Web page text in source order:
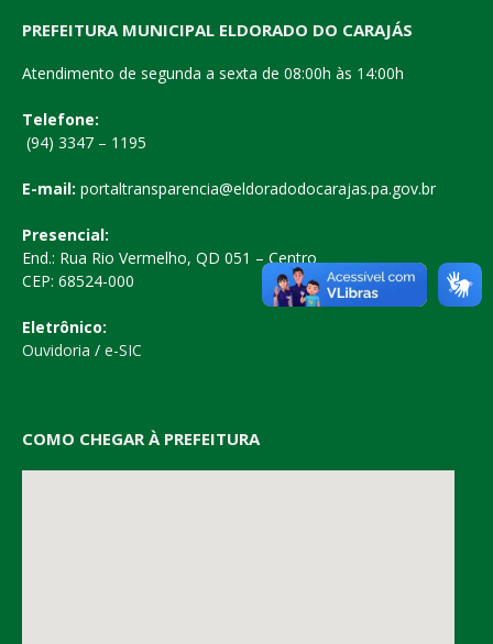
PREFEITURA MUNICIPAL ELDORADO DO CARAJÁS
Atendimento de segunda a sexta de 08:00h às 14:00h
Telefone:
(94) 3347 – 1195
E-mail: portaltransparencia@eldoradodocarajas.pa.gov.br
Presencial:
End.: Rua Rio Vermelho, QD 051 – Centro
CEP: 68524-000
Eletrônico:
Ouvidoria / e-SIC
COMO CHEGAR À PREFEITURA